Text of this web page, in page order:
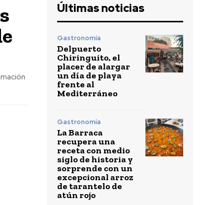
Últimas noticias
Gastronomía
Delpuerto
Chiringuito, el
placer de alargar
un día de playa
frente al
Mediterráneo
Gastronomía
La Barraca
recupera una
receta con medio
siglo de historia y
sorprende con un
excepcional arroz
de tarantelo de
atún rojo